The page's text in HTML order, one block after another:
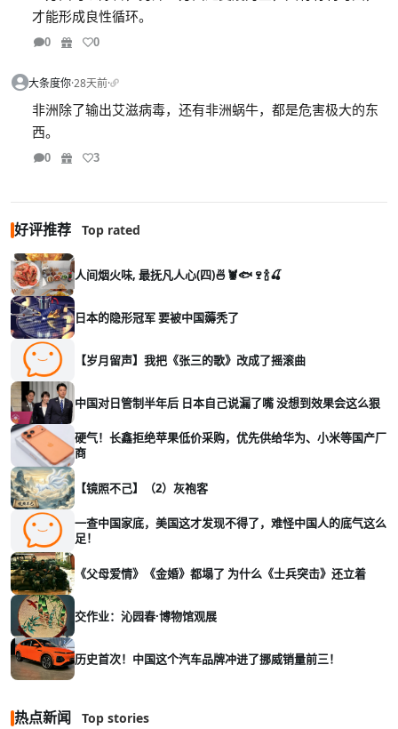
才能形成良性循环。
0 0
大条度你·28天前·
非洲除了输出艾滋病毒，还有非洲蜗牛，都是危害极大的东
西。
0 3
好评推荐 Top rated
人间烟火味, 最抚凡人心(四)🍜🦞🐟🍷🍾🍒
日本的隐形冠军 要被中国薅秃了
【岁月留声】我把《张三的歌》改成了摇滚曲
中国对日管制半年后 日本自己说漏了嘴 没想到效果会这么狠
硬气！长鑫拒绝苹果低价采购，优先供给华为、小米等国产厂
商
【镜照不己】（2）灰袍客
一查中国家底，美国这才发现不得了，难怪中国人的底气这么
足！
《父母爱情》《金婚》都塌了 为什么《士兵突击》还立着
交作业：沁园春·博物馆观展
历史首次！中国这个汽车品牌冲进了挪威销量前三！
热点新闻 Top stories